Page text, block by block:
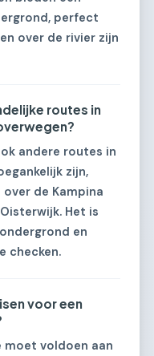
perfect
over de rivier zijn
routes in
andere routes in
zijn,
de Kampina
Het is
en
checken.
voor een
moet voldoen aan